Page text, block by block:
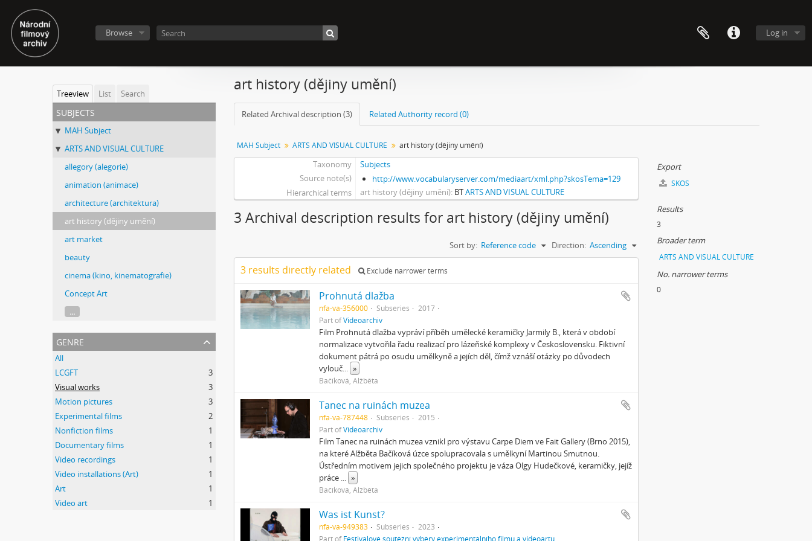
Log in
Browse
Treeview List Search
subjects
MAH Subject
ARTS AND VISUAL CULTURE
allegory (alegorie)
animation (animace)
architecture (architektura)
art history (dějiny umění)
art market
beauty
cinema (kino, kinematografie)
Concept Art
...
genre
All
LCGFT
3
Visual works
3
Motion pictures
3
Experimental films
2
Nonfiction films
1
Documentary films
1
Video recordings
1
Video installations (Art)
1
Art
1
Video art
1
art history (dějiny umění)
Related Archival description (3) Related Authority record (0)
MAH Subject ARTS AND VISUAL CULTURE art history (dějiny umění)
Taxonomy
Subjects
Source note(s)
http://www.vocabularyserver.com/mediaart/xml.php?skosTema=129
Hierarchical terms
art history (dějiny umění) BTARTS AND VISUAL CULTURE
3 Archival description results for art history (dějiny umění)
Sort by: Reference code Direction: Ascending
3 results directly related Exclude narrower terms
Prohnutá dlažba
nfa-va-356000 Subseries
2017
Part ofVideoarchiv
Film Prohnutá dlažba vypráví příběh umělecké keramičky Jarmily B., která v období
normalizace vytvořila řadu realizací pro lázeňské komplexy v Československu. Fiktivní
dokument pátrá po osudu umělkyně a jejích děl, čímž vznáší otázky po důvodech
vylouč... »
Bačíková, Alžběta
Tanec na ruinách muzea
nfa-va-787448 Subseries
2015
Part ofVideoarchiv
Film Tanec na ruinách muzea vznikl pro výstavu Carpe Diem ve Fait Gallery (Brno 2015),
na které Alžběta Bačíková úzce spolupracovala s umělkyní Martinou Smutnou.
Ústředním motivem jejich společného projektu je váza Olgy Hudečkové, keramičky, jejíž
práce ... »
Bačíková, Alžběta
Was ist Kunst?
nfa-va-949383 Subseries
2023
Part ofFestivalové soutěžní výběry experimentálního filmu a videoartu
Export
SKOS
Results
3
Broader term
ARTS AND VISUAL CULTURE
No. narrower terms
0